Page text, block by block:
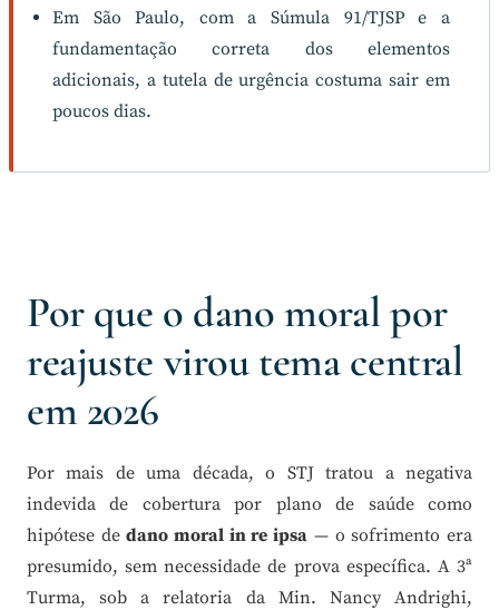
Em São Paulo, com a Súmula 91/TJSP e a
fundamentação correta dos elementos
adicionais, a tutela de urgência costuma sair em
poucos dias.
Por que o dano moral por
reajuste virou tema central
em 2026
Por mais de uma década, o STJ tratou a negativa
indevida de cobertura por plano de saúde como
hipótese dedano moral in re ipsa — o sofrimento era
presumido, sem necessidade de prova específica. A 3ª
Turma, sob a relatoria da Min. Nancy Andrighi,